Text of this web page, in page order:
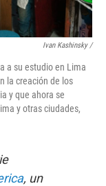
Ivan Kashinsky/
a su estudio en Lima
la creación de los
y que ahora se
y otras ciudades,
, un